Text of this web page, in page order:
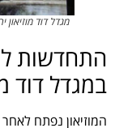
מגדל דוד מוזיאון
התחדשות
במגדל דוד